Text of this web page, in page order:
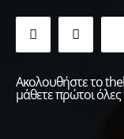
Ακολουθήστε το
μάθετε πρώτοι όλες